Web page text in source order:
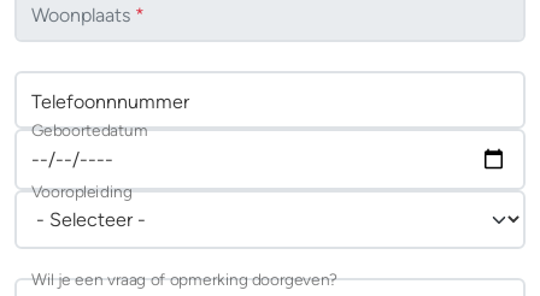
Woonplaats *
Telefoonnnummer
Geboortedatum
Vooropleiding
Wil je een vraag of opmerking doorgeven?